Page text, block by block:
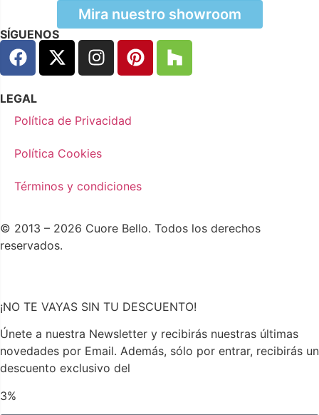
Mira nuestro showroom
SÍGUENOS
LEGAL
Política de Privacidad
Política Cookies
Términos y condiciones
© 2013 – 2026 Cuore Bello. Todos los derechos
reservados.
¡NO TE VAYAS SIN TU DESCUENTO!
Únete a nuestra Newsletter y recibirás nuestras últimas
novedades por Email. Además, sólo por entrar, recibirás un
descuento exclusivo del
3%